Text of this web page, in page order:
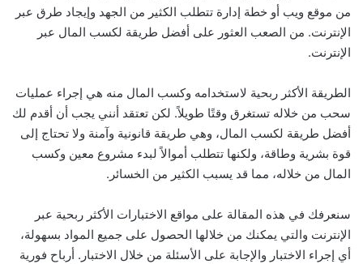
من موقع ويب أو خطة إدارة تتطلب الكثير من الجهد وإيجاد طرق عبر
الإنترنت. من الصعب العثور على أفضل طريقة لكسب المال عبر
الإنترنت.
الطريقة الأكثر ربحية لاستخدامه وكسب المال منه هي إجراء عمليات
سحب من خلاله تستغرق وقتًا طويلاً. لكن تعتقد أنني يجب أن أقدم لك
أفضل طريقة لكسب المال، وهي طريقة قانونية وآمنة ولا تحتاج إلى
قوة بشرية وطاقة، ولكنها تتطلب أموالاً لبدء مشروع معين وكسب
المال من خلاله، مما قد يسبب الكثير من الخسائر.
سنعرفك في هذه المقالة على مواقع الاختبارات الأكثر ربحية عبر
الإنترنت والتي يمكنك من خلالها الحصول على جميع المواد بسهولة،
أي إجراء الاختبار والإجابة على الأسئلة من خلال الاختبار. أرباح فورية